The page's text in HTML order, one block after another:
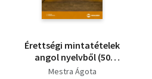
Érettségi mintatételek
angol nyelvből (50
emelt szintű tétel) -
Mestra Ágota